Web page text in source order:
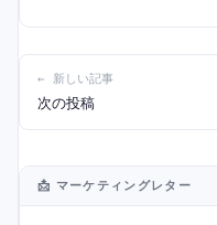
← 新しい記事
次の投稿
📩 マーケティングレター